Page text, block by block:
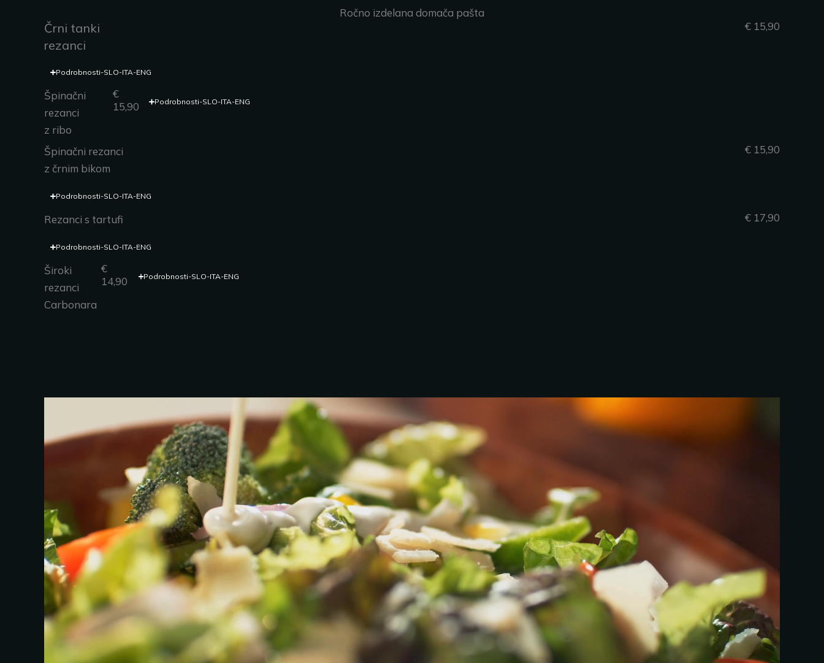
Ročno izdelana domača pašta
Črni tanki
rezanci
€ 15,90
Podrobnosti-SLO-ITA-ENG
Špinačni
rezanci
z ribo
€
15,90
Podrobnosti-SLO-ITA-ENG
Špinačni rezanci
z črnim bikom
€ 15,90
Podrobnosti-SLO-ITA-ENG
Rezanci s tartufi € 17,90
Podrobnosti-SLO-ITA-ENG
Široki
rezanci
Carbonara
€
14,90
Podrobnosti-SLO-ITA-ENG